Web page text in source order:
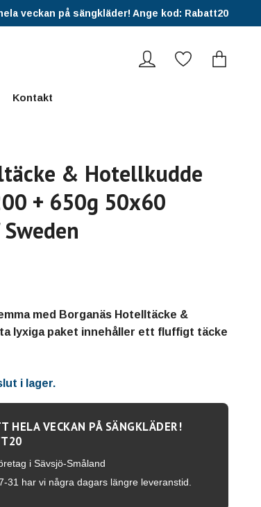
veckan på sängkläder! Ange kod: Rabatt20
Kontakt
& Hotellkudde
+ 650g 50x60
med Borganäs Hotelltäcke &
lyxiga paket innehåller ett fluffigt täcke
i lager.
HELA VECKAN PÅ SÄNGKLÄDER!
i Sävsjö-Småland
31 har vi några dagars längre leveranstid.